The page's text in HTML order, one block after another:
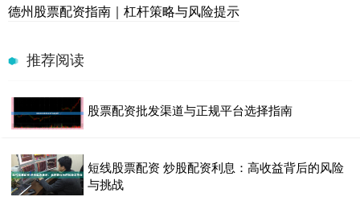
德州股票配资指南｜杠杆策略与风险提示
推荐阅读
股票配资批发渠道与正规平台选择指南
短线股票配资 炒股配资利息：高收益背后的风险
与挑战